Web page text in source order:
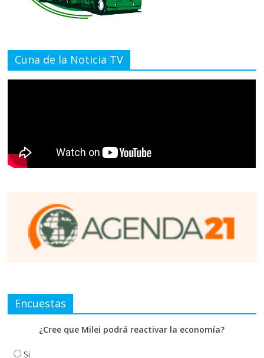
Cuna de la Noticia TV
Encuestas
¿Cree que Milei podrá reactivar la economía?
Si